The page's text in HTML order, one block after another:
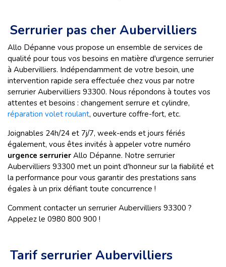
Serrurier pas cher Aubervilliers
Allo Dépanne vous propose un ensemble de services de
qualité pour tous vos besoins en matière d'urgence serrurier
à Aubervilliers. Indépendamment de votre besoin, une
intervention rapide sera effectuée chez vous par notre
serrurier Aubervilliers 93300. Nous répondons à toutes vos
attentes et besoins : changement serrure et cylindre,
réparation volet roulant, ouverture coffre-fort, etc.
Joignables 24h/24 et 7j/7, week-ends et jours fériés
également, vous êtes invités à appeler votre numéro
urgence serrurier Allo Dépanne. Notre serrurier
Aubervilliers 93300 met un point d'honneur sur la fiabilité et
la performance pour vous garantir des prestations sans
égales à un prix défiant toute concurrence !
Comment contacter un serrurier Aubervilliers 93300 ?
Appelez le 0980 800 900 !
Tarif serrurier Aubervilliers